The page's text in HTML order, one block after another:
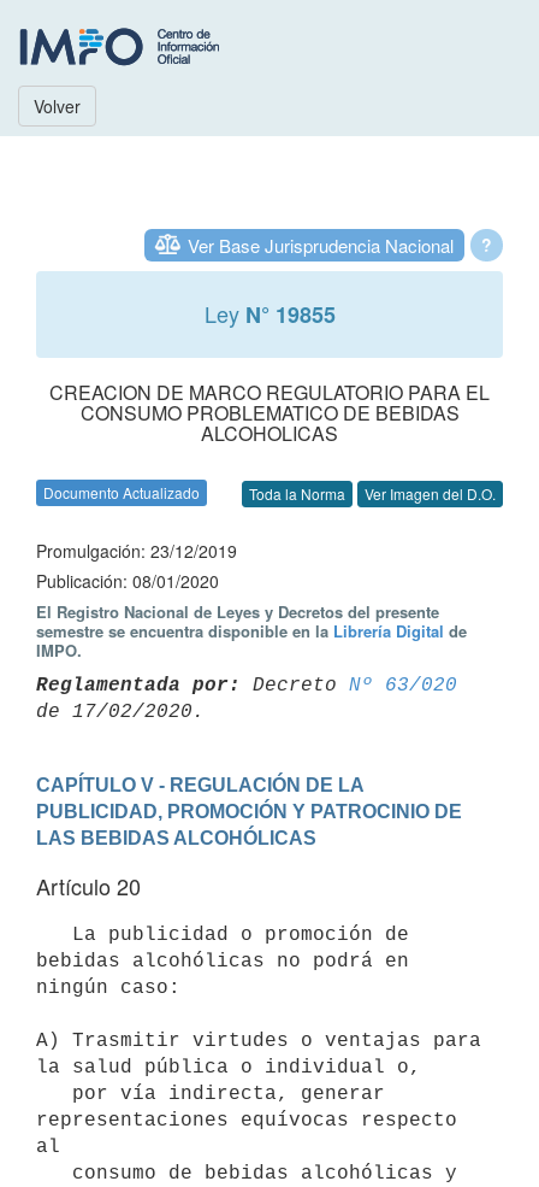
Volver
?
Ver Base Jurisprudencia Nacional
Ley N° 19855
CREACION DE MARCO REGULATORIO PARA EL
CONSUMO PROBLEMATICO DE BEBIDAS
ALCOHOLICAS
Documento Actualizado Toda la Norma Ver Imagen del D.O.
Promulgación: 23/12/2019
Publicación: 08/01/2020
El Registro Nacional de Leyes y Decretos del presente
semestre se encuentra disponible en la Librería Digital de
IMPO.
Reglamentada por: Decreto Nº 63/020
CAPÍTULO V - REGULACIÓN DE LA
PUBLICIDAD, PROMOCIÓN Y PATROCINIO DE
LAS BEBIDAS ALCOHÓLICAS
Artículo 20
bebidas alcohólicas no podrá en
ningún caso:
A) Trasmitir virtudes o ventajas para
la salud pública o individual o,
representaciones equívocas respecto
al